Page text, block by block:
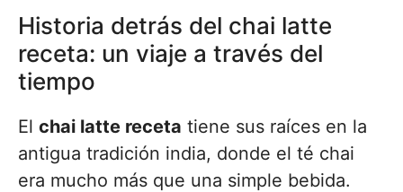
Historia detrás del chai latte
receta: un viaje a través del
tiempo
El chai latte receta tiene sus raíces en la
antigua tradición india, donde el té chai
era mucho más que una simple bebida.